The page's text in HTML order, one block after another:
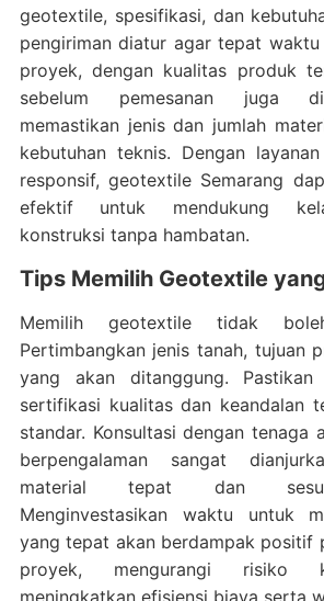
geotextile, spesifikasi, dan
pengiriman diatur agar tepat waktu
proyek, dengan kualitas produk
sebelum pemesanan juga
memastikan jenis dan jumlah
kebutuhan teknis. Dengan
responsif, geotextile Semarang
efektif untuk mendukung
konstruksi tanpa hambatan.
Tips Memilih Geotextile
Memilih geotextile tidak
Pertimbangkan jenis tanah, tujuan
yang akan ditanggung.
sertifikasi kualitas dan keandalan
standar. Konsultasi dengan tenaga
berpengalaman sangat
material tepat dan
Menginvestasikan waktu untuk
yang tepat akan berdampak positif
proyek, mengurangi risiko
meningkatkan efisiensi biaya serta